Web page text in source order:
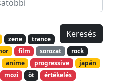
zene
trance
film sorozat
rock
anime progressive
japán
mozi öt
értékelés